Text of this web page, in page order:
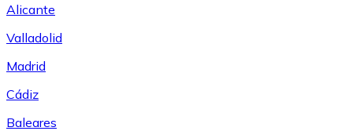
Alicante
Valladolid
Madrid
Cádiz
Baleares